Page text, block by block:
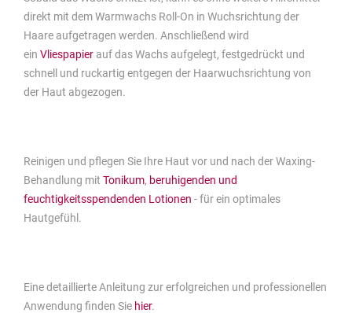
direkt mit dem Warmwachs Roll-On in Wuchsrichtung der
Haare aufgetragen werden. Anschließend wird
ein Vliespapier auf das Wachs aufgelegt, festgedrückt und
schnell und ruckartig entgegen der Haarwuchsrichtung von
der Haut abgezogen.
Reinigen und pflegen Sie Ihre Haut vor und nach der Waxing-
Behandlung mit Tonikum, beruhigenden und
feuchtigkeitsspendenden Lotionen - für ein optimales
Hautgefühl.
Eine detaillierte Anleitung zur erfolgreichen und professionellen
Anwendung finden Sie hier.